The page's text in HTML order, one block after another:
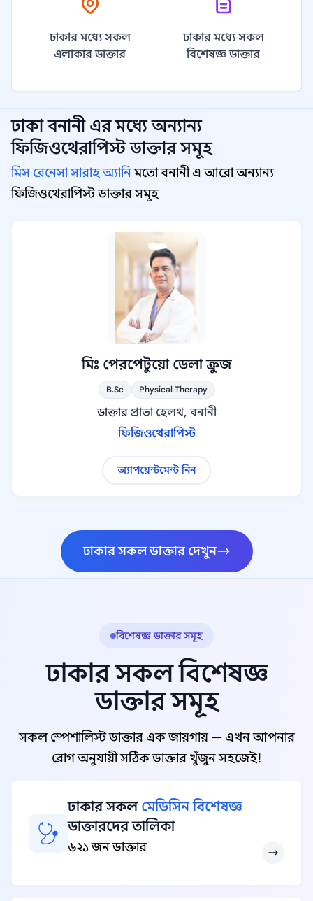
ঢাকার মধ্যে সকল
এলাকার ডাক্তার
ঢাকার মধ্যে সকল
বিশেষজ্ঞ ডাক্তার
ঢাকা বনানী এর মধ্যে অন্যান্য
ফিজিওথেরাপিস্ট ডাক্তার সমূহ
মিস রেনেসা সারাহ অ্যানিমতো বনানী এ আরো অন্যান্য
ফিজিওথেরাপিস্ট ডাক্তার সমূহ
মিঃ পেরপেটুয়ো ডেলা ক্রুজ
B.Sc Physical Therapy
ডাক্তার প্রাভা হেলথ, বনানী
ফিজিওথেরাপিস্ট
অ্যাপয়েন্টমেন্ট নিন
ঢাকার সকল ডাক্তার দেখুন
বিশেষজ্ঞ ডাক্তার সমূহ
ঢাকার সকল বিশেষজ্ঞ
ডাক্তার সমূহ
সকল স্পেশালিস্ট ডাক্তার এক জায়গায় — এখন আপনার
রোগ অনুযায়ী সঠিক ডাক্তার খুঁজুন সহজেই!
ঢাকার সকল মেডিসিন বিশেষজ্ঞ
ডাক্তারদের তালিকা
৬২১ জন ডাক্তার